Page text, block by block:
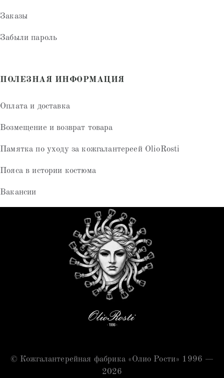
Заказы
Забыли пароль
ПОЛЕЗНАЯ ИНФОРМАЦИЯ
Оплата и доставка
Возмещение и возврат товара
Памятка по уходу за кожгалантереей OlioRosti
Пояса в истории костюма
Вакансии
© Кожгалантерейная фабрика «Олио Рости» 1996 —
2026